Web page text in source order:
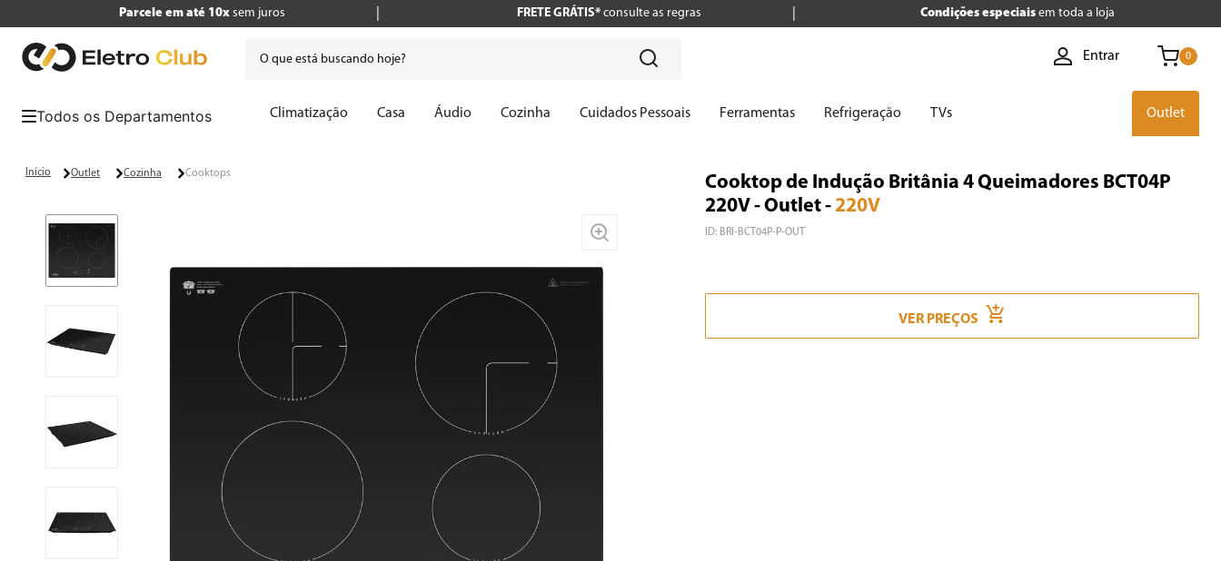
Parcele em até 10xsem juros FRETE GRÁTIS*consulte as regras Condições especiais em toda a loja
Entrar 0
Climatização Casa Áudio Cozinha Cuidados Pessoais Ferramentas Refrigeração TVs Outlet
Outlet Cozinha Cooktops
Cooktop de Indução Britânia 4 Queimadores BCT04P
220V - Outlet- 220V
ID: BRI-BCT04P-P-OUT
VER PREÇOS
5º panificadora
cafeteira
caixa som
liquidificador
ventilador